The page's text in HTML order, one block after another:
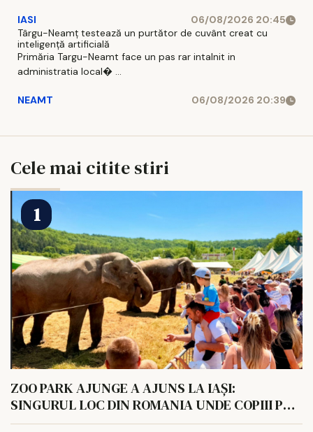
IASI
06/08/2026 20:45
Târgu-Neamț testează un purtător de cuvânt creat cu
inteligență artificială
Primăria Targu-Neamt face un pas rar intalnit in
administratia local� ...
NEAMT 06/08/2026 20:39
Cele mai citite stiri
ZOO PARK AJUNGE A AJUNS LA IAȘI:
SINGURUL LOC DIN ROMANIA UNDE COPIII POT
HRANI UN ELEFANT